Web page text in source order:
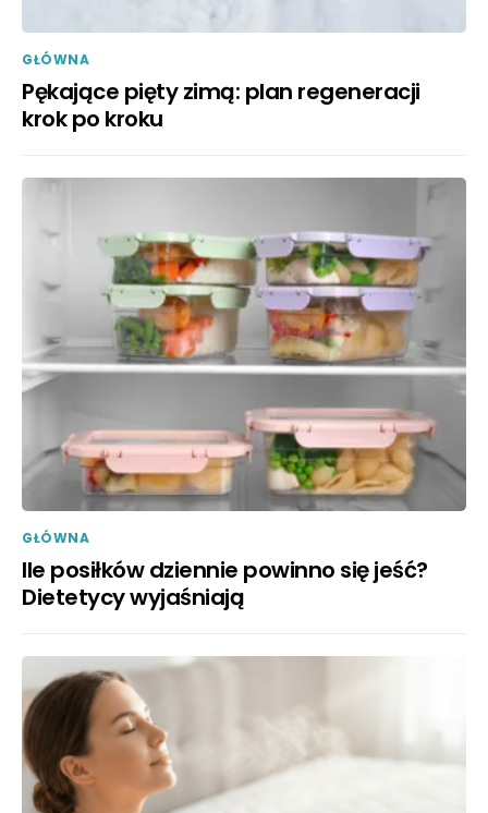
GŁÓWNA
Pękające pięty zimą: plan regeneracji
krok po kroku
GŁÓWNA
Ile posiłków dziennie powinno się jeść?
Dietetycy wyjaśniają